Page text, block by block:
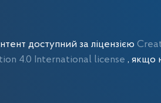
доступний за ліцензією
4.0 International license , якщо